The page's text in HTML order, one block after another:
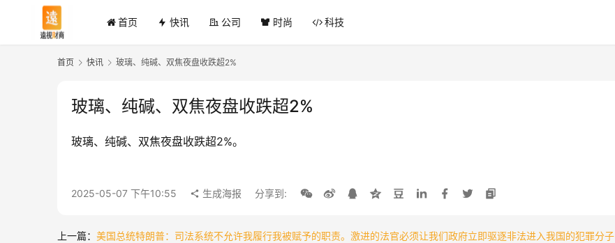
首页 快讯 公司 时尚 科技
首页 快讯 玻璃、纯碱、双焦夜盘收跌超2%
玻璃、纯碱、双焦夜盘收跌超2%
玻璃、纯碱、双焦夜盘收跌超2%。
2025-05-07 下午10:55 生成海报 分享到:
上一篇： 美国总统特朗普：司法系统不允许我履行我被赋予的职责。激进的法官必须让我们政府立即驱逐非法进入我国的犯罪分子